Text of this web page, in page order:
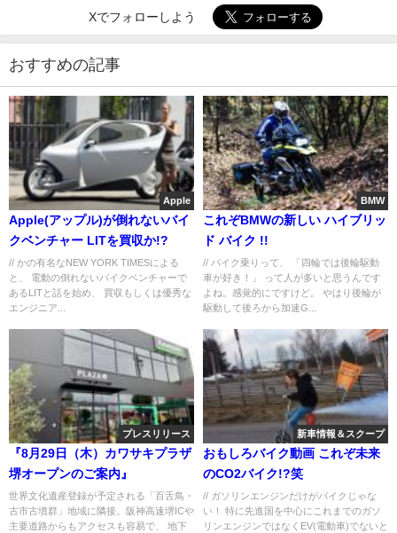
Xでフォローしよう
おすすめの記事
Apple
Apple(アップル)が倒れないバイ
クベンチャー LITを買収か!?
// かの有名なNEW YORK TIMESによる
と、 電動の倒れないバイクベンチャーで
あるLITと話を始め、 買収もしくは優秀な
エンジニア...
BMW
これぞBMWの新しい ハイブリッ
ド バイク !!
// バイク乗りって、 「四輪では後輪駆動
車が好き！」 って人が多いと思うんです
よね。感覚的にですけど。 やはり後輪が
駆動して後ろから加速G...
プレスリリース
『8月29日（木）カワサキプラザ
堺オープンのご案内』
世界文化遺産登録が予定される「百舌鳥・
古市古墳群」地域に隣接。阪神高速堺ICや
主要道路からもアクセスも容易で、 地下
新車情報＆スクープ
おもしろバイク動画 これぞ未来
のCO2バイク!?笑
// ガソリンエンジンだけがバイクじゃな
い！ 特に先進国を中心にこれまでのガソ
リンエンジンではなくEV(電動車)でないと